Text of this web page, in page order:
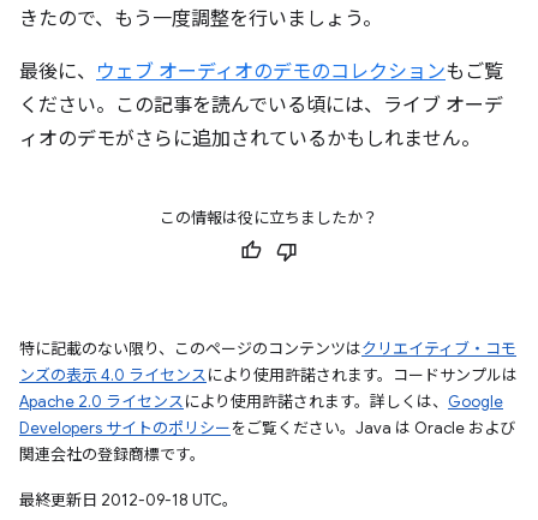
きたので、もう一度調整を行いましょう。
最後に、 ウェブ オーディオのデモのコレクションもご覧
ください。この記事を読んでいる頃には、ライブ オーデ
ィオのデモがさらに追加されているかもしれません。
この情報は役に立ちましたか？
特に記載のない限り、このページのコンテンツはクリエイティブ・コモ
ンズの表示 4.0 ライセンスにより使用許諾されます。コードサンプルは
Apache 2.0 ライセンスにより使用許諾されます。詳しくは、 Google
Developers サイトのポリシーをご覧ください。Java は Oracle および
関連会社の登録商標です。
最終更新日 2012-09-18 UTC。